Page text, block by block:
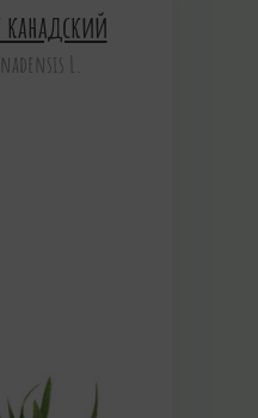
канадский
L.